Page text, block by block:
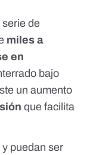
de
miles a
en
bajo
un aumento
que facilita
puedan ser